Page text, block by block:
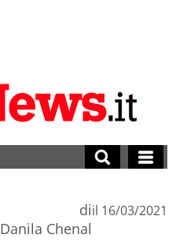
di
Danila Chenal
il 16/03/2021